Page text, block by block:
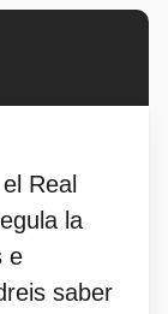
Real
la
e
saber